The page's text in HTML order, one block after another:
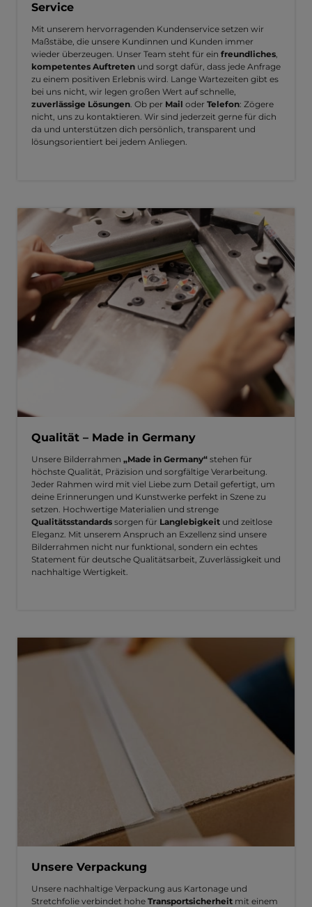
Service
Mit unserem hervorragenden Kundenservice setzen wir
Maßstäbe, die unsere Kundinnen und Kunden immer
wieder überzeugen. Unser Team steht für ein freundliches,
kompetentes Auftreten und sorgt dafür, dass jede Anfrage
zu einem positiven Erlebnis wird. Lange Wartezeiten gibt es
bei uns nicht, wir legen großen Wert auf schnelle,
zuverlässige Lösungen. Ob per Mail oder Telefon: Zögere
nicht, uns zu kontaktieren. Wir sind jederzeit gerne für dich
da und unterstützen dich persönlich, transparent und
lösungsorientiert bei jedem Anliegen.
Qualität – Made in Germany
Unsere Bilderrahmen „Made in Germany“ stehen für
höchste Qualität, Präzision und sorgfältige Verarbeitung.
Jeder Rahmen wird mit viel Liebe zum Detail gefertigt, um
deine Erinnerungen und Kunstwerke perfekt in Szene zu
setzen. Hochwertige Materialien und strenge
Qualitätsstandards sorgen für Langlebigkeit und zeitlose
Eleganz. Mit unserem Anspruch an Exzellenz sind unsere
Bilderrahmen nicht nur funktional, sondern ein echtes
Statement für deutsche Qualitätsarbeit, Zuverlässigkeit und
nachhaltige Wertigkeit.
Unsere Verpackung
Unsere nachhaltige Verpackung aus Kartonage und
Stretchfolie verbindet hohe Transportsicherheit mit einem